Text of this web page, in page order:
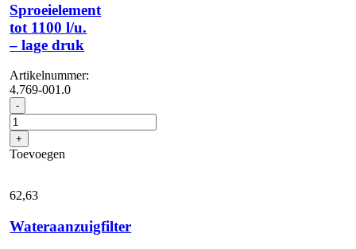
Sproeielement
tot 1100 l/u.
– lage druk
Artikelnummer:
4.769-001.0
- Sproeielement
tot
1100
l/u.
-
druk
aantal
+
Toevoegen
62,63
Wateraanzuigfilter